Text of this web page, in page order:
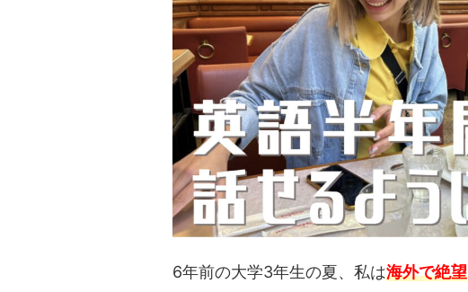
6年前の大学3年生の夏、私は海外で絶望